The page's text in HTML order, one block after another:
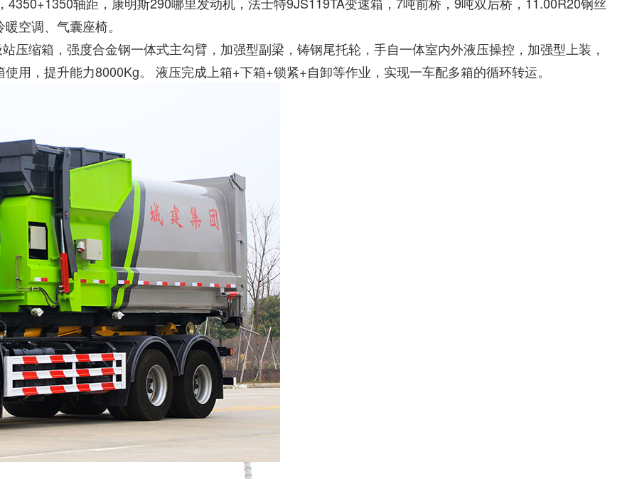
暖空调、气囊座椅。
压缩箱，强度合金钢一体式主勾臂，加强型副梁，铸钢尾托轮，手自一体室内外液压操控，加强型上装，
用，提升能力8000Kg。 液压完成上箱+下箱+锁紧+自卸等作业，实现一车配多箱的循环转运。